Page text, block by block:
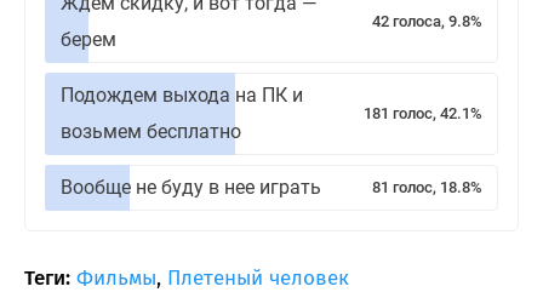
берем
42 голоса, 9.8%
Подождем выхода на ПК и
возьмем бесплатно
181 голос, 42.1%
Вообще не буду в нее играть 81 голос, 18.8%
Теги: Фильмы, Плетеный человек